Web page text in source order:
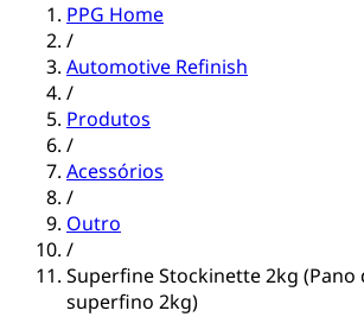
PPG Home
/
Automotive Refinish
/
Produtos
/
Acessórios
/
Outro
/
Superfine Stockinette 2kg (Pano
superfino 2kg)